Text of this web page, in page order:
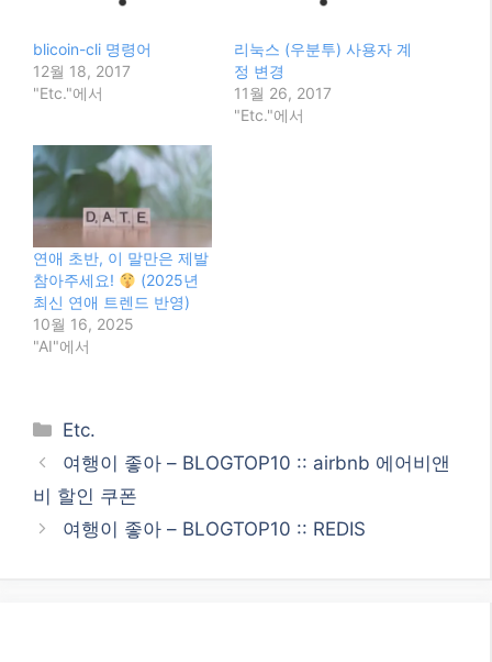
blicoin-cli 명령어
12월 18, 2017
"Etc."에서
리눅스 (우분투) 사용자 계
정 변경
11월 26, 2017
"Etc."에서
연애 초반, 이 말만은 제발
참아주세요!
(2025년
최신 연애 트렌드 반영)
10월 16, 2025
"AI"에서
Categories
Etc.
여행이 좋아 – BLOGTOP10 :: airbnb 에어비앤
비 할인 쿠폰
여행이 좋아 – BLOGTOP10 :: REDIS